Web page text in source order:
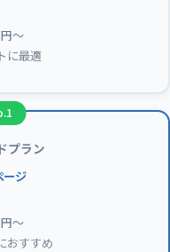
〜
に最適
プラン
ジ
〜
おすすめ